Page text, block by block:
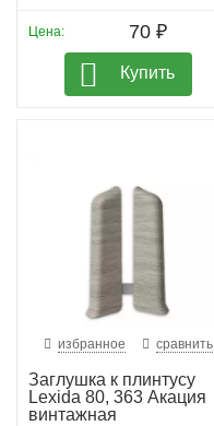
Цена: 70 ₽
Купить
избранное сравнить
Заглушка к плинтусу
Lexida 80, 363 Акация
винтажная